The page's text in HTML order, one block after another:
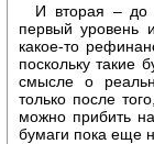
И вторая – до
первый уровень
какое-то
поскольку такие
смысле о
только после
можно прибить
бумаги пока еще